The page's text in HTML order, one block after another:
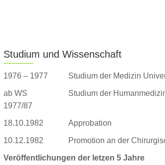
Studium und Wissenschaft
1976 – 1977 Studium der Medizin
ab WS
1977/87
Studium der
18.10.1982 Approbation
10.12.1982 Promotion an der
Veröffentlichungen der letzen 5 Jahre